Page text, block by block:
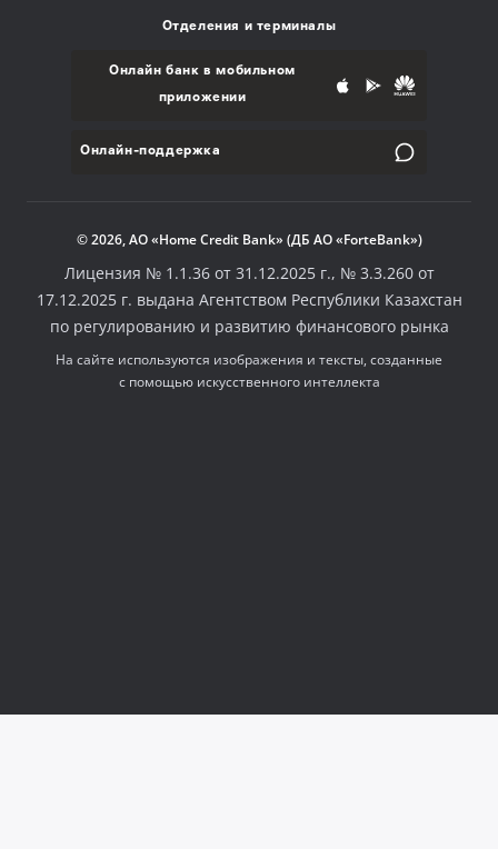
Отделения и терминалы
Онлайн банк в мобильном
приложении
Онлайн-поддержка
© 2026, АО «Home Credit Bank» (ДБ АО «ForteBank»)
Лицензия № 1.1.36 от 31.12.2025 г., № 3.3.260 от
17.12.2025 г. выдана Агентством Республики Казахстан
по регулированию и развитию финансового рынка
На сайте используются изображения и тексты, созданные
с помощью искусственного интеллекта